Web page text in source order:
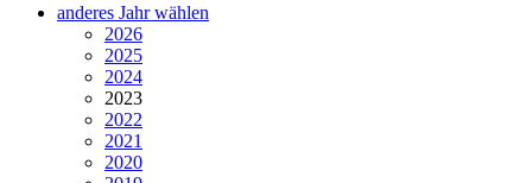
anderes Jahr wählen
2026
2025
2024
2023
2022
2021
2020